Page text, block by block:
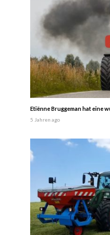
Etiënne Bruggeman hat eine
5 Jahren ago